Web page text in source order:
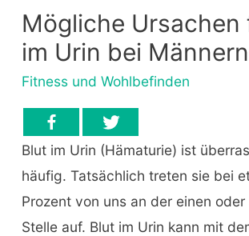
Mögliche Ursachen
im Urin bei Männern
Fitness und Wohlbefinden
Blut im Urin (Hämaturie) ist
häufig. Tatsächlich treten sie bei
Prozent von uns an der einen oder
Stelle auf. Blut im Urin kann mit